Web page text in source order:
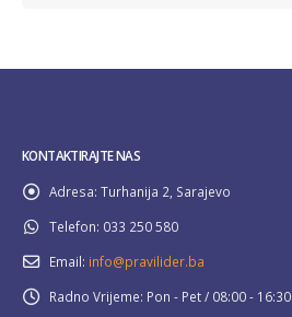
KONTAKTIRAJTE NAS
Adresa: Turhanija 2, Sarajevo
Telefon: 033 250 580
Email: info@pravilider.ba
Radno Vrijeme: Pon - Pet / 08:00 - 16:30